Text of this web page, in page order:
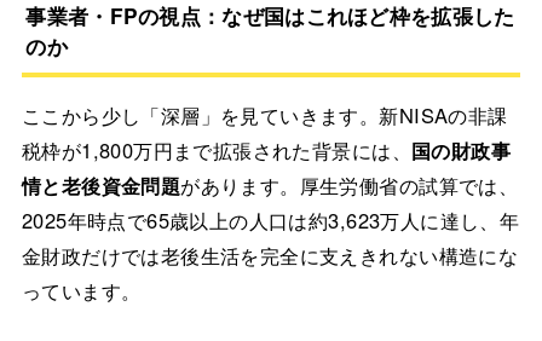
事業者・FPの視点：なぜ国はこれほど枠を拡張した
のか
ここから少し「深層」を見ていきます。新NISAの非課
税枠が1,800万円まで拡張された背景には、 国の財政事
情と老後資金問題があります。厚生労働省の試算では、
2025年時点で65歳以上の人口は約3,623万人に達し、年
金財政だけでは老後生活を完全に支えきれない構造にな
っています。